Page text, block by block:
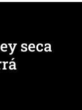
seca